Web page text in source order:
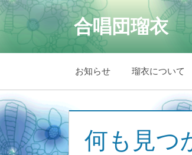
コ
ン
へ
ス
キ
ッ
合唱団瑠衣
お知らせ 瑠衣について
何も見つ